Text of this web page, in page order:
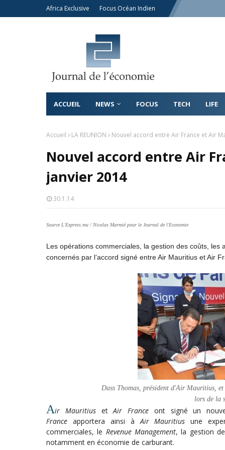
Africa Exclusive Focus Océan Indien
ACCUEIL NEWS FOCUS TECH LIFE
Accueil LA REUNION Nouvel accord entre Air France et Air
Nouvel accord entre Air
janvier 2014
30.1.14
Source L'Express.mu / Nicolas Marmié pour le Journal de l'Economie
Les opérations commerciales, la gestion des coûts,
concernés par l’accord signé entre Air Mauritius et Air
Dass Thomas, président d'Air Mauritius,
lors de la
Air Mauritius etAir France ont signé un
France apportera ainsi àAir Mauritius une
commerciales, le Revenue Management, la gestion
notamment en économie de carburant.